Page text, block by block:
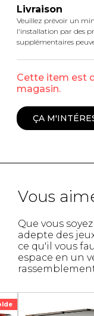
Livraison
Veuillez prévoir un
l'installation par des
supplémentaires
Cette item est
magasin.
ÇA
Vous
Que vous
adepte des
ce qu'il vous
espace en un